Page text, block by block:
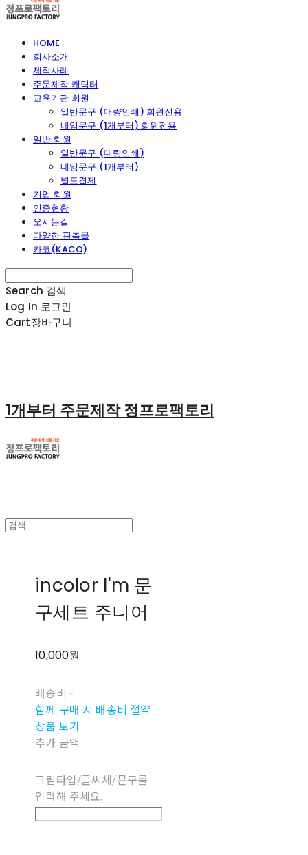
HOME
회사소개
제작사례
주문제작 캐릭터
교육기관 회원
일반문구 (대량인쇄) 회원전용
네임문구 (1개부터) 회원전용
일반 회원
일반문구 (대량인쇄)
네임문구 (1개부터)
별도결제
기업 회원
인증현황
오시는길
다양한 판촉물
카코(KACO)
Search 검색
Log In 로그인
Cart장바구니
1개부터 주문제작 정프로팩토리
incolor I'm 문
구세트 주니어
10,000원
배송비 -
함께 구매 시 배송비 절약
상품 보기
추가 금액
그림타입/글씨체/문구를
입력해 주세요.